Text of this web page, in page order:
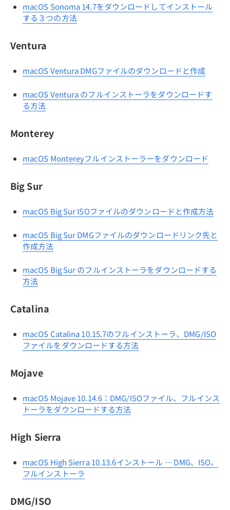
macOS Sonoma 14.7をダウンロードしてインストール
する３つの方法
Ventura
macOS Ventura DMGファイルのダウンロードと作成
macOS Ventura のフルインストーラをダウンロードす
る方法
Monterey
macOS Montereyフルインストーラーをダウンロード
Big Sur
macOS Big Sur ISOファイルのダウンロードと作成方法
macOS Big Sur DMGファイルのダウンロードリンク先と
作成方法
macOS Big Sur のフルインストーラをダウンロードする
方法
Catalina
macOS Catalina 10.15.7のフルインストーラ、DMG/ISO
ファイルをダウンロードする方法
Mojave
macOS Mojave 10.14.6：DMG/ISOファイル、フルインス
トーラをダウンロードする方法
High Sierra
macOS High Sierra 10.13.6インストール ― DMG、ISO、
フルインストーラ
DMG/ISO